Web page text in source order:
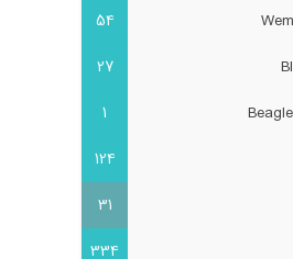
54
27
1
124
31
334